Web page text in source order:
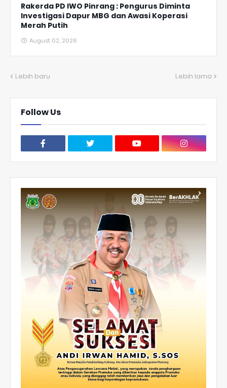
Rakerda PD IWO Pinrang : Pengurus Diminta
Investigasi Dapur MBG dan Awasi Koperasi
Merah Putih
August 02, 2026
Lebih baru Lebih lama
Follow Us